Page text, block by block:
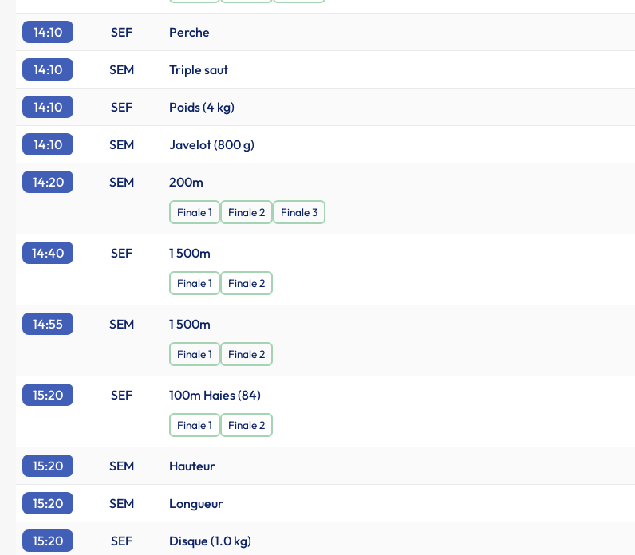
14:10 SEF Perche
14:10 SEM Triple saut
14:10 SEF Poids (4 kg)
14:10 SEM Javelot (800 g)
14:20 SEM 200m
Finale 1 Finale 2 Finale 3
14:40 SEF 1 500m
Finale 1 Finale 2
14:55 SEM 1 500m
Finale 1 Finale 2
15:20 SEF 100m Haies (84)
Finale 1 Finale 2
15:20 SEM Hauteur
15:20 SEM Longueur
15:20 SEF Disque (1.0 kg)